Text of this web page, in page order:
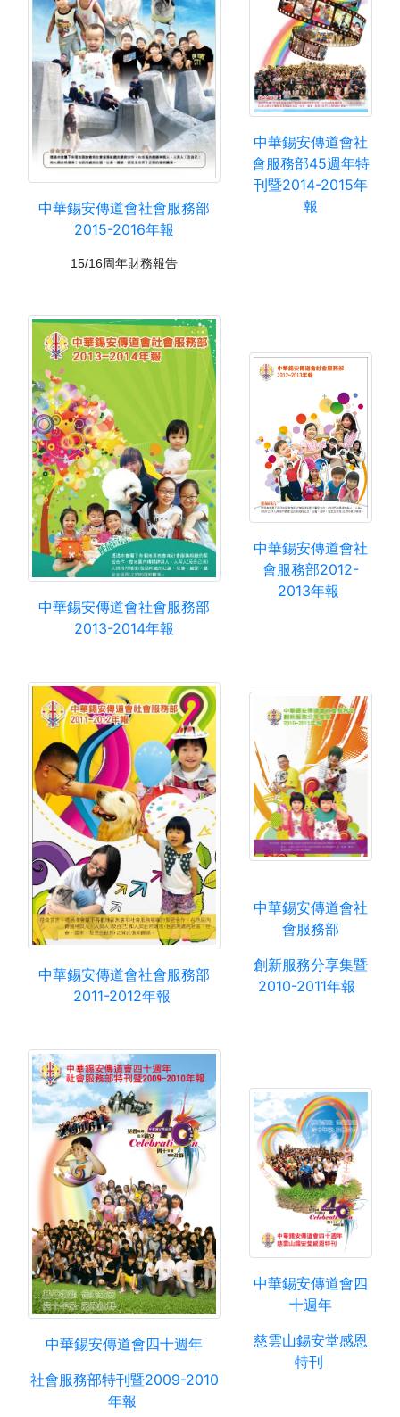
中華錫安傳道會社會服務部
2015-2016年報
15/16周年財務報告
中華錫安傳道會社
會服務部45週年特
刊暨2014-2015年
報
中華錫安傳道會社會服務部
2013-2014年報
中華錫安傳道會社
會服務部2012-
2013年報
中華錫安傳道會社會服務部
2011-2012年報
中華錫安傳道會社
會服務部
創新服務分享集暨
2010-2011年報
中華錫安傳道會四十週年
社會服務部特刊暨2009-2010
年報
中華錫安傳道會四
十週年
慈雲山錫安堂感恩
特刊